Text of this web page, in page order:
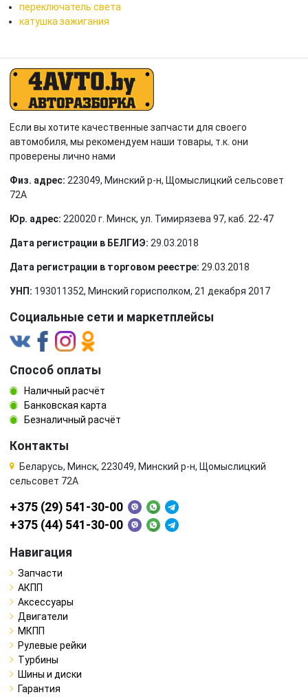
переключатель света
катушка зажигания
Если вы хотите качественные запчасти для своего
автомобиля, мы рекомендуем наши товары, т.к. они
проверены лично нами
Физ. адрес: 223049, Минский р-н, Щомыслицкий сельсовет
72А
Юр. адрес: 220020 г. Минск, ул. Тимирязева 97, каб. 22-47
Дата регистрации в БЕЛГИЭ: 29.03.2018
Дата регистрации в торговом реестре: 29.03.2018
УНП: 193011352, Минский горисполком, 21 декабря 2017
Социальные сети и маркетплейсы
Способ оплаты
Наличный расчёт
Банковская карта
Безналичный расчёт
Контакты
Беларусь, Минск, 223049, Минский р-н, Щомыслицкий
сельсовет 72А
+375 (29) 541-30-00
+375 (44) 541-30-00
Навигация
Запчасти
АКПП
Аксессуары
Двигатели
МКПП
Рулевые рейки
Турбины
Шины и диски
Гарантия